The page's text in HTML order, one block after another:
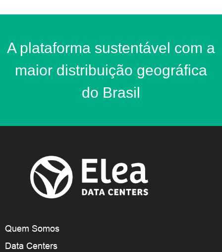
A plataforma sustentável com a
maior distribuição geográfica
do Brasil
Quem Somos
Data Centers